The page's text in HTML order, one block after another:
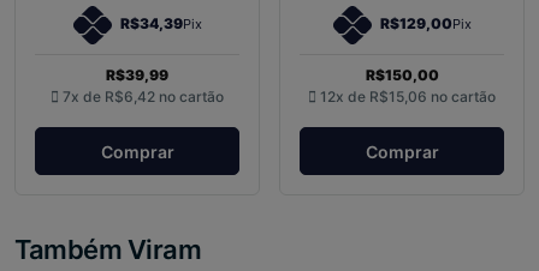
R$34,39Pix
R$39,99
7x de R$6,42 no cartão
Comprar
R$129,00Pix
R$150,00
12x de R$15,06 no cartão
Comprar
Também Viram